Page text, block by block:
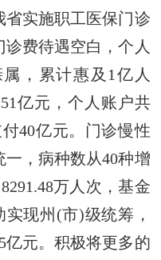
省实施职工医保门诊
费待遇空白，个人
，累计惠及1亿人
亿元，个人账户共
40亿元。门诊慢性
，病种数从40种增
万人次，基金
实现州(市)级统筹，
亿元。积极将更多的